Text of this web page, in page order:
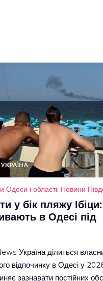
Одеси і області, Новини
у бік пляжу
в Одесі під
Україна ділиться
відпочинку в Одесі у
зазнавати постійних